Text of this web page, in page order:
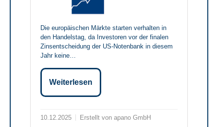
Die europäischen Märkte starten verhalten in
den Handelstag, da Investoren vor der finalen
Zinsentscheidung der US-Notenbank in diesem
Jahr keine…
Weiterlesen
10.12.2025 Erstellt von apano GmbH